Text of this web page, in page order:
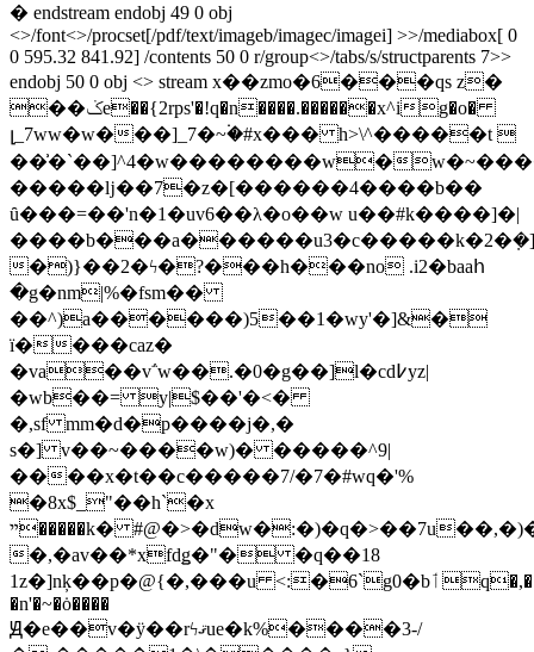
� endstream endobj 49 0 obj
<>/font<>/procset[/pdf/text/imageb/imagec/imagei] >>/mediabox[ 0
0 595.32 841.92] /contents 50 0 r/group<>/tabs/s/structparents 7>>
endobj 50 0 obj <> stream x��zmo�6���qs z�
��ݢe��{2rps'�!q�n����.������x^ig�o�
լ_7ww�w���]_7�~۬�#x��� h>\^�����t 
��͗�ˋ��]^4�w��������w�
�����ǉ��7�z�[������4����b��
ȗ���=��'n�1�uv6��λ�o��w u��#k����]�|
����b���a������u3�c�����k�2�ܼ�]٩a���
�)}��2�ϟ�?���h���no .i2�baaհ
�g�nm|%�fsm��
��^)a������)5��1�wy'�]&�
ï����caz�
�va��v΅w��.�0�g��]l�cd߇yz|
�wb��= y|$��'�<�
�,sf mm�d�p����j�,�
s�] v��~����w)� �����^9|
����x�t��c�����7/�7�#wq�'%
�8x$_"��h`�x
ײ�����k� #@�>�dw�:�)�q�>��7u��,�)�h�e�gl��:bo
�,�av��*xfdǥ�"� �q��18
1z�]nķ��p�@{�,���u <:�6`g0�bٲq�,���"
�n'�~�ȯ����
Ԭ�е��v�ӱ��rϟޤue�k%����3-/